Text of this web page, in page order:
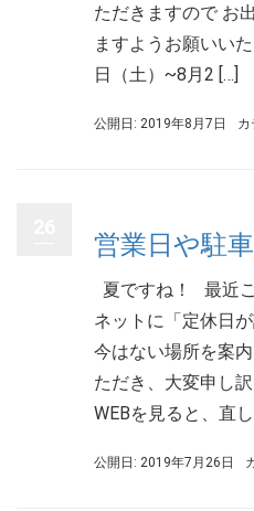
ただきますので お
ますようお願いい
日（土）~8月2 […]
公開日: 2019年8月7日 カ
営業日や駐
夏ですね！ 最近
ネットに「定休日
今はない場所を案
ただき、大変申し
WEBを見ると、直
公開日: 2019年7月26日